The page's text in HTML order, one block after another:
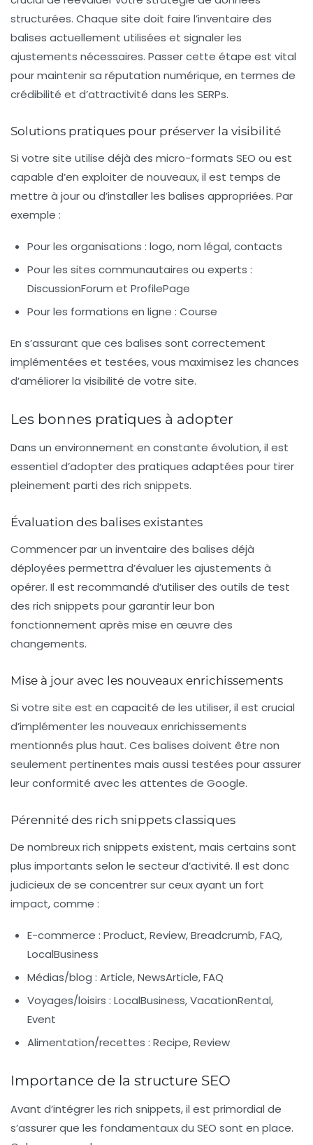
structurées. Chaque site doit faire l’inventaire des
balises actuellement utilisées et signaler les
ajustements nécessaires. Passer cette étape est vital
pour maintenir sa réputation numérique, en termes de
crédibilité et d’attractivité dans les SERPs.
Solutions pratiques pour préserver la visibilité
Si votre site utilise déjà des micro-formats SEO ou est
capable d’en exploiter de nouveaux, il est temps de
mettre à jour ou d’installer les balises appropriées. Par
exemple :
Pour les organisations : logo, nom légal, contacts
Pour les sites communautaires ou experts :
DiscussionForum et ProfilePage
Pour les formations en ligne : Course
En s’assurant que ces balises sont correctement
implémentées et testées, vous maximisez les chances
d’améliorer la visibilité de votre site.
Les bonnes pratiques à adopter
Dans un environnement en constante évolution, il est
essentiel d’adopter des pratiques adaptées pour tirer
pleinement parti des rich snippets.
Évaluation des balises existantes
Commencer par un inventaire des balises déjà
déployées permettra d’évaluer les ajustements à
opérer. Il est recommandé d’utiliser des outils de test
des rich snippets pour garantir leur bon
fonctionnement après mise en œuvre des
changements.
Mise à jour avec les nouveaux enrichissements
Si votre site est en capacité de les utiliser, il est crucial
d’implémenter les nouveaux enrichissements
mentionnés plus haut. Ces balises doivent être non
seulement pertinentes mais aussi testées pour assurer
leur conformité avec les attentes de Google.
Pérennité des rich snippets classiques
De nombreux rich snippets existent, mais certains sont
plus importants selon le secteur d’activité. Il est donc
judicieux de se concentrer sur ceux ayant un fort
impact, comme :
E-commerce : Product, Review, Breadcrumb, FAQ,
LocalBusiness
Médias/blog : Article, NewsArticle, FAQ
Voyages/loisirs : LocalBusiness, VacationRental,
Event
Alimentation/recettes : Recipe, Review
Importance de la structure SEO
Avant d’intégrer les rich snippets, il est primordial de
s’assurer que les fondamentaux du SEO sont en place.